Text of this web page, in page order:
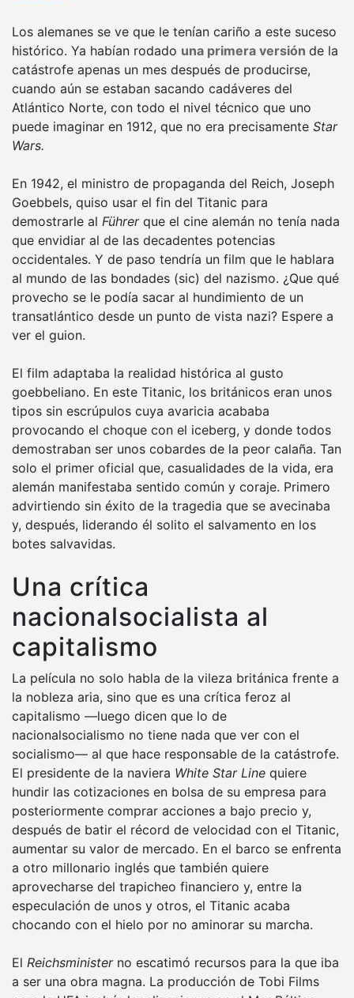
Los alemanes se ve que le tenían cariño a este suceso
histórico. Ya habían rodado una primera versión de la
catástrofe apenas un mes después de producirse,
cuando aún se estaban sacando cadáveres del
Atlántico Norte, con todo el nivel técnico que uno
puede imaginar en 1912, que no era precisamente Star
Wars.
En 1942, el ministro de propaganda del Reich, Joseph
Goebbels, quiso usar el fin del Titanic para
demostrarle al Führer que el cine alemán no tenía nada
que envidiar al de las decadentes potencias
occidentales. Y de paso tendría un film que le hablara
al mundo de las bondades (sic) del nazismo. ¿Que qué
provecho se le podía sacar al hundimiento de un
transatlántico desde un punto de vista nazi? Espere a
ver el guion.
El film adaptaba la realidad histórica al gusto
goebbeliano. En este Titanic, los británicos eran unos
tipos sin escrúpulos cuya avaricia acababa
provocando el choque con el iceberg, y donde todos
demostraban ser unos cobardes de la peor calaña. Tan
solo el primer oficial que, casualidades de la vida, era
alemán manifestaba sentido común y coraje. Primero
advirtiendo sin éxito de la tragedia que se avecinaba
y, después, liderando él solito el salvamento en los
botes salvavidas.
Una crítica
nacionalsocialista al
capitalismo
La película no solo habla de la vileza británica frente a
la nobleza aria, sino que es una crítica feroz al
capitalismo —luego dicen que lo de
nacionalsocialismo no tiene nada que ver con el
socialismo— al que hace responsable de la catástrofe.
El presidente de la naviera White Star Line quiere
hundir las cotizaciones en bolsa de su empresa para
posteriormente comprar acciones a bajo precio y,
después de batir el récord de velocidad con el Titanic,
aumentar su valor de mercado. En el barco se enfrenta
a otro millonario inglés que también quiere
aprovecharse del trapicheo financiero y, entre la
especulación de unos y otros, el Titanic acaba
chocando con el hielo por no aminorar su marcha.
El Reichsministerno escatimó recursos para la que iba
a ser una obra magna. La producción de Tobi Films